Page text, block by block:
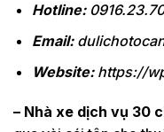
Hotline:
Email:
Website: https://
– Nhà xe dịch vụ 30